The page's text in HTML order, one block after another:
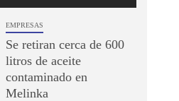
EMPRESAS
Se retiran cerca de 600
litros de aceite
contaminado en
Melinka